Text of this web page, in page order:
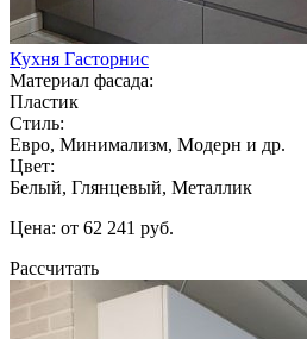
Кухня Гасторнис
Материал фасада:
Пластик
Стиль:
Евро, Минимализм, Модерн и др.
Цвет:
Белый, Глянцевый, Металлик
Цена: от 62 241 руб.
Рассчитать